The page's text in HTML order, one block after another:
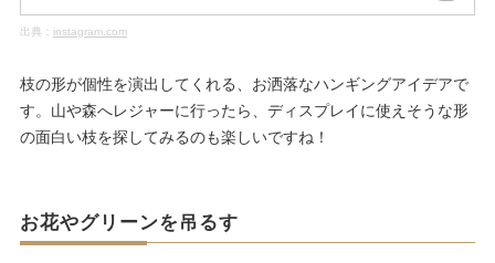
出典： instagram.com
枝の形が個性を演出してくれる、お洒落なハンギングアイデアで
す。山や森へレジャーに行ったら、ディスプレイに使えそうな形
の面白い枝を探してみるのも楽しいですね！
お花やグリーンを吊るす